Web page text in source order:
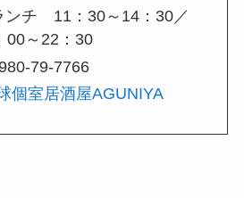
チ 11：30～14：30／
～22：30
79-7766
個室居酒屋AGUNIYA